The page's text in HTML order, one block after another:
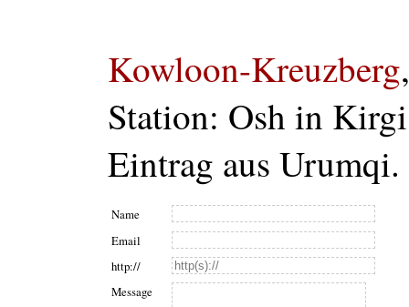
Kowloon-Kreuzberg
Station: Osh in
Eintrag aus Urumqi.
Name
Email
http://
Message